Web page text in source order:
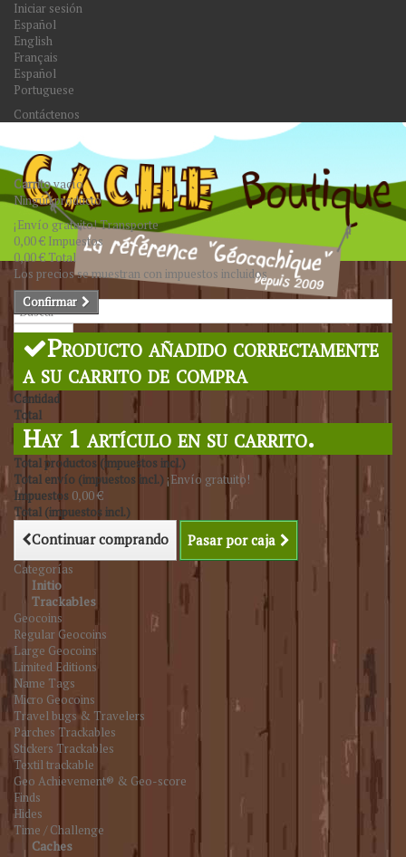
Iniciar sesión
Español
English
Français
Español
Portuguese
Contáctenos
Buscar
Carritovacío
Ningún producto
¡Envío gratuito!Transporte
0,00 € Impuestos
0,00 €Total
Los precios se muestran con impuestos incluidos
Confirmar
Producto añadido correctamente
a su carrito de compra
Cantidad
Total
Hay 1 artículo en su carrito.
Total productos (impuestos incl.)
Total envío (impuestos incl.) ¡Envío gratuito!
Impuestos 0,00 €
Total (impuestos incl.)
Continuar comprando Pasar por caja
Categorías
Initio
Trackables
Geocoins
Regular Geocoins
Large Geocoins
Limited Editions
Name Tags
Micro Geocoins
Travel bugs & Travelers
Parches Trackables
Stickers Trackables
Textil trackable
Geo Achievement® & Geo-score
Finds
Hides
Time / Challenge
Caches